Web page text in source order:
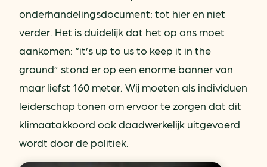
onderhandelingsdocument: tot hier en niet
verder. Het is duidelijk dat het op ons moet
aankomen: “it’s up to us to keep it in the
ground” stond er op een enorme banner van
maar liefst 160 meter. Wij moeten als individuen
leiderschap tonen om ervoor te zorgen dat dit
klimaatakkoord ook daadwerkelijk uitgevoerd
wordt door de politiek.